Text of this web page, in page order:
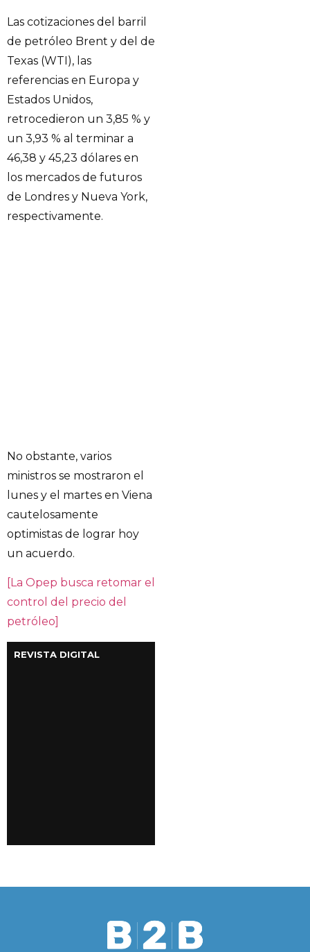
Las cotizaciones del barril
de petróleo Brent y del de
Texas (WTI), las
referencias en Europa y
Estados Unidos,
retrocedieron un 3,85 % y
un 3,93 % al terminar a
46,38 y 45,23 dólares en
los mercados de futuros
de Londres y Nueva York,
respectivamente.
No obstante, varios
ministros se mostraron el
lunes y el martes en Viena
cautelosamente
optimistas de lograr hoy
un acuerdo.
[La Opep busca retomar el
control del precio del
petróleo]
REVISTA DIGITAL